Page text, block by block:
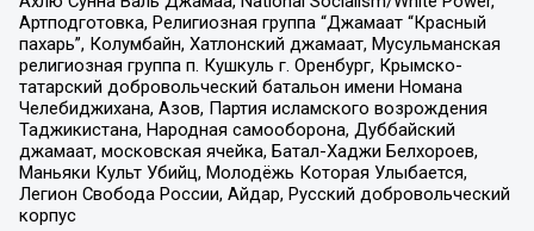
Артподготовка, Религиозная группа “Джамаат “Красный
пахарь”, Колумбайн, Хатлонский джамаат, Мусульманская
религиозная группа п. Кушкуль г. Оренбург, Крымско-
татарский добровольческий батальон имени Номана
Челебиджихана, Азов, Партия исламского возрождения
Таджикистана, Народная самооборона, Дуббайский
джамаат, московская ячейка, Батал-Хаджи Белхороев,
Маньяки Культ Убийц, Молодёжь Которая Улыбается,
Легион Свобода России, Айдар, Русский добровольческий
корпус